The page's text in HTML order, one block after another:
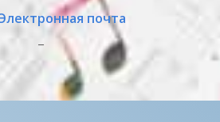
почта